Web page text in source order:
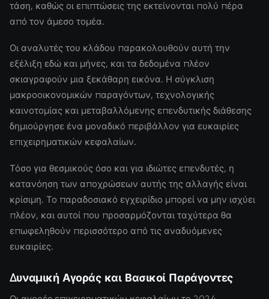
τάση, καθώς οι επιπτώσεις της εκτείνονται πολύ πέρα
από τον άμεσο τομέα.
Οι αναλυτές του κλάδου παρακολουθούν αυτή την
εξέλιξη εδώ και μήνες, και τα δεδομένα πλέον
σκιαγραφούν μια ξεκάθαρη εικόνα. Η σύγκλιση
μακροοικονομικών παραγόντων, τεχνολογικής
καινοτομίας και μεταβαλλόμενης επενδυτικής διάθεσης
δημιούργησε ένα μοναδικό περιβάλλον για ευκαιρίες
επιχειρηματικών κεφαλαίων.
Τόσο για θεσμικούς όσο και για ιδιώτες επενδυτές, η
κατανόηση των αποχρώσεων αυτής της αλλαγής είναι
κρίσιμη. Το παραδοσιακό εγχειρίδιο μπορεί να μην ισχύει
πλέον, και αυτοί που προσαρμόζονται ταχύτερα θα
επωφεληθούν περισσότερο από τις αναδυόμενες
ευκαιρίες.
Δυναμική Αγοράς και Βασικοί Παράγοντες